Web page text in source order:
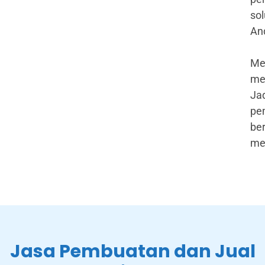
Jasa Pembuatan dan Jual